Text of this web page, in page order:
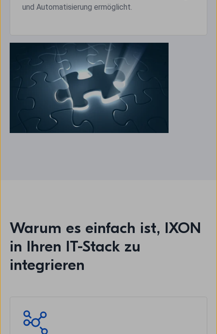
und Automatisierung ermöglicht.
Warum es einfach ist, IXON
in Ihren IT-Stack zu
integrieren